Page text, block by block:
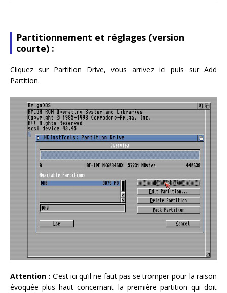
Partitionnement et réglages (version
courte) :
Cliquez sur Partition Drive, vous arrivez ici puis sur Add
Partition.
Attention : C’est ici qu’il ne faut pas se tromper pour la raison
évoquée plus haut concernant la première partition qui doit